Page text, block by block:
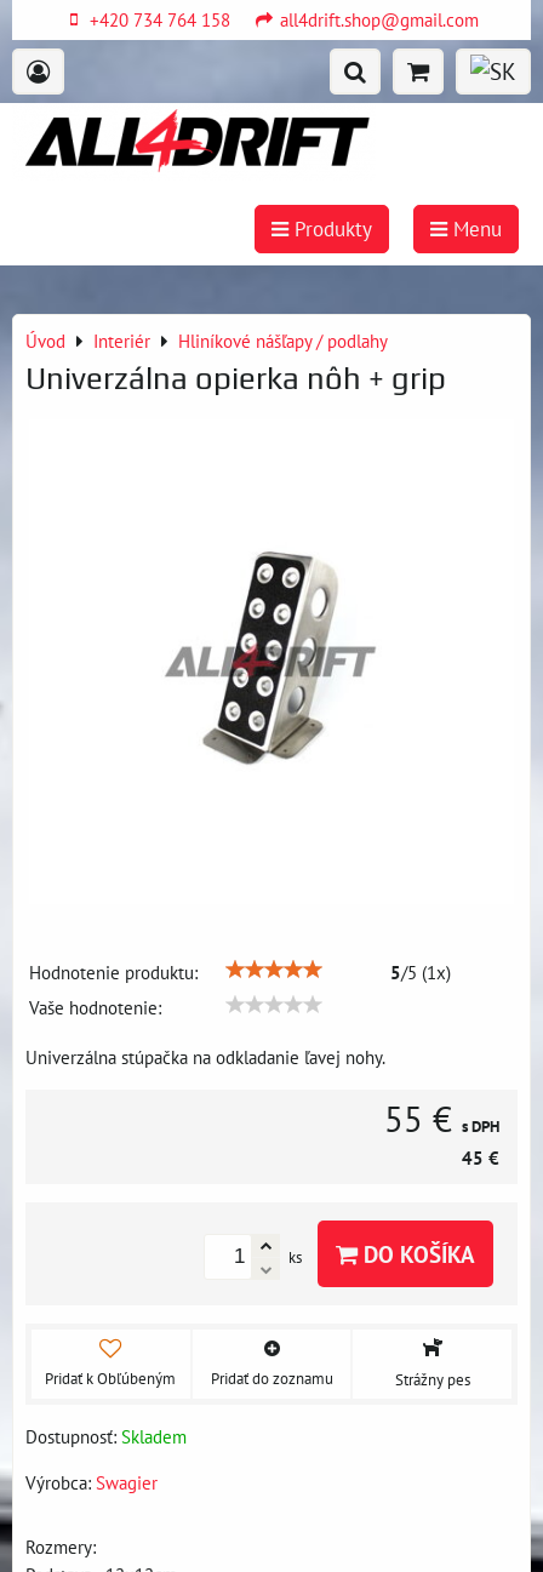
+420 734 764 158 all4drift.shop@gmail.com
Produkty Menu
Úvod Interiér Hliníkové nášľapy / podlahy
Univerzálna opierka nôh + grip
Hodnotenie produktu: 5/5 (1x)
Vaše hodnotenie:
Univerzálna stúpačka na odkladanie ľavej nohy.
55 € s DPH
45 €
ks DO KOŠÍKA
Pridať k Obľúbeným Pridať do zoznamu Strážny pes
Dostupnosť: Skladem
Výrobca: Swagier
Rozmery: